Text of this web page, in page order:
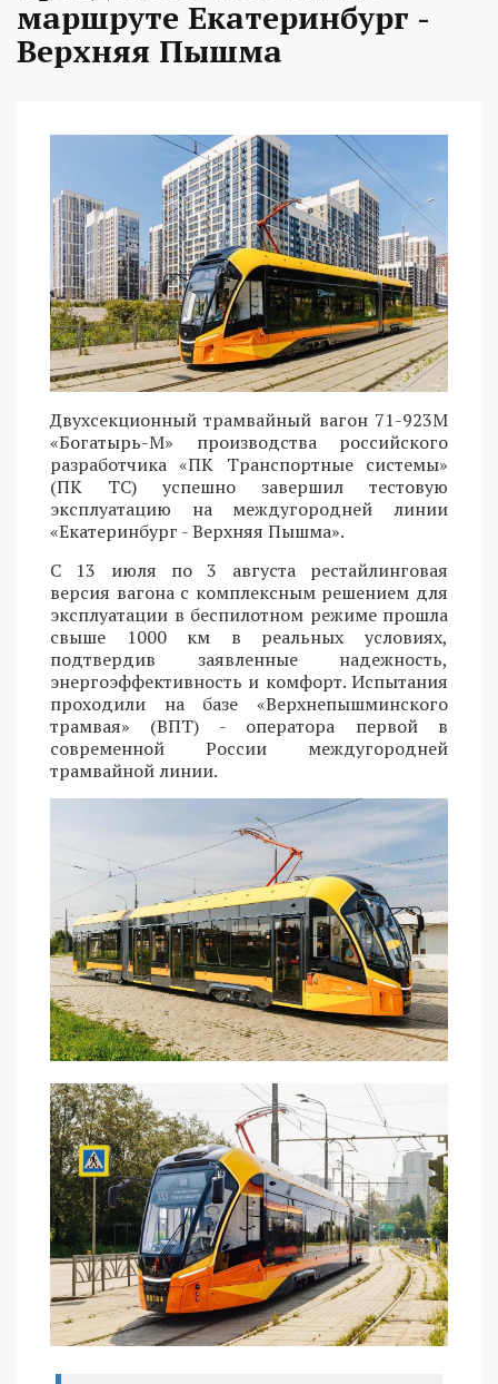
маршруте Екатеринбург -
Верхняя Пышма
Двухсекционный трамвайный вагон 71-923М
«Богатырь-М» производства российского
разработчика «ПК Транспортные системы»
(ПК ТС) успешно завершил тестовую
эксплуатацию на междугородней линии
«Екатеринбург - Верхняя Пышма».
С 13 июля по 3 августа рестайлинговая
версия вагона с комплексным решением для
эксплуатации в беспилотном режиме прошла
свыше 1000 км в реальных условиях,
подтвердив заявленные надежность,
энергоэффективность и комфорт. Испытания
проходили на базе «Верхнепышминского
трамвая» (ВПТ) - оператора первой в
современной России междугородней
трамвайной линии.